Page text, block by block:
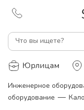
Что вы ищете?
Юрлицам
Инженерное
оборудование —